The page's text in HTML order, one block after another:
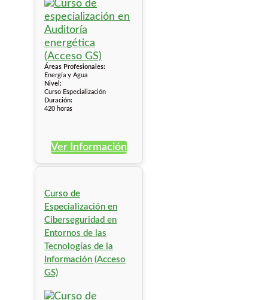
Áreas Profesionales:
Energía y Agua
Nivel:
Curso Especialización
Duración:
420 horas
Ver Información
Curso de
Especialización en
Ciberseguridad en
Entornos de las
Tecnologías de la
Información (Acceso
GS)